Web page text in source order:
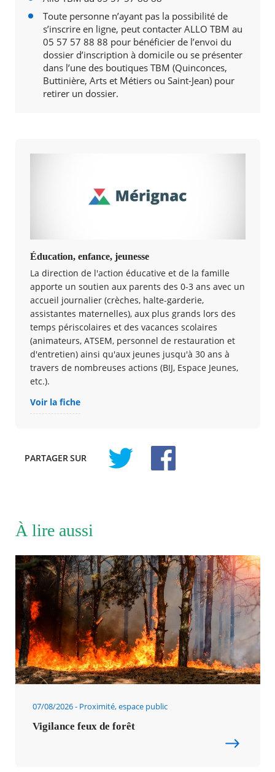
Toute personne n’ayant pas la possibilité de
s’inscrire en ligne, peut contacter ALLO TBM au
05 57 57 88 88 pour bénéficier de l’envoi du
dossier d’inscription à domicile ou se présenter
dans l’une des boutiques TBM (Quinconces,
Buttinière, Arts et Métiers ou Saint-Jean) pour
retirer un dossier.
Éducation, enfance, jeunesse
La direction de l'action éducative et de la famille
apporte un soutien aux parents des 0-3 ans avec un
accueil journalier (crèches, halte-garderie,
assistantes maternelles), aux plus grands lors des
temps périscolaires et des vacances scolaires
(animateurs, ATSEM, personnel de restauration et
d'entretien) ainsi qu'aux jeunes jusqu'à 30 ans à
travers de nombreuses actions (BIJ, Espace Jeunes,
etc.).
Voir la fiche
PARTAGERSUR
À lire aussi
07/08/2026 Proximité, espace public
Vigilance feux de forêt